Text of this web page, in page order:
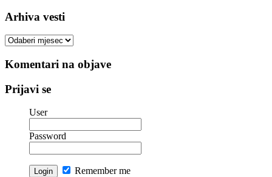
Arhiva vesti
Arhiva
Komentari na objave
Prijavi se
User
Password
Remember me